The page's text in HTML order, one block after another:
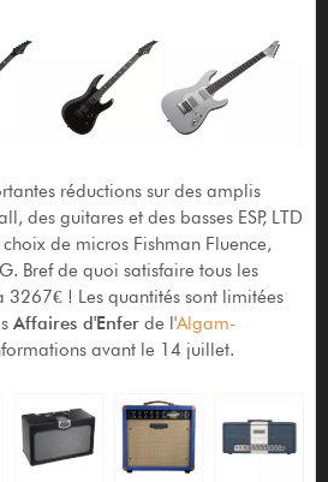
réductions sur des amplis
des guitares et des basses ESP, LTD
de micros Fishman Fluence,
Bref de quoi satisfaire tous les
! Les quantités sont limitées
Affaires d'Enferde l'Algam-
avant le 14 juillet.